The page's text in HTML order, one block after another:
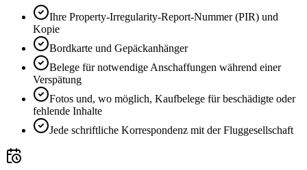
Ihre Property-Irregularity-Report-Nummer (PIR) und
Kopie
Bordkarte und Gepäckanhänger
Belege für notwendige Anschaffungen während einer
Verspätung
Fotos und, wo möglich, Kaufbelege für beschädigte oder
fehlende Inhalte
Jede schriftliche Korrespondenz mit der Fluggesellschaft